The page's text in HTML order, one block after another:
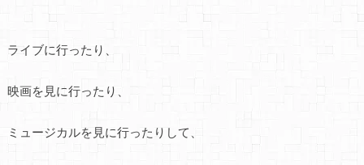
ライブに行ったり、
映画を見に行ったり、
ミュージカルを見に行ったりして、